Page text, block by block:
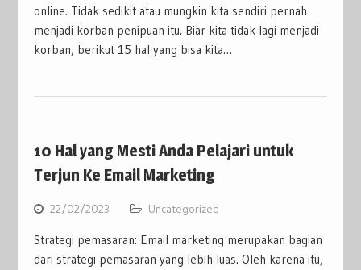
online. Tidak sedikit atau mungkin kita sendiri pernah
menjadi korban penipuan itu. Biar kita tidak lagi menjadi
korban, berikut 15 hal yang bisa kita…
10 Hal yang Mesti Anda Pelajari untuk
Terjun Ke Email Marketing
22/02/2023 Uncategorized
Strategi pemasaran: Email marketing merupakan bagian
dari strategi pemasaran yang lebih luas. Oleh karena itu,